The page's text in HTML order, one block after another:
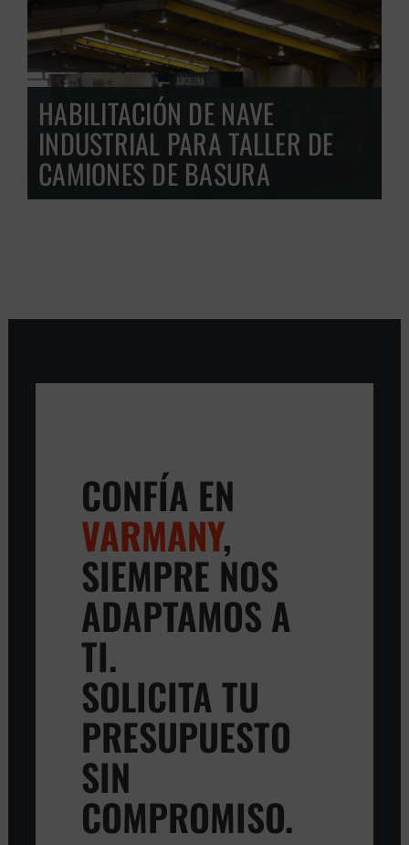
HABILITACIÓN DE NAVE
INDUSTRIAL PARA TALLER DE
CAMIONES DE BASURA
CONFÍA EN
VARMANY,
SIEMPRE NOS
ADAPTAMOS A
TI.
SOLICITA TU
PRESUPUESTO
SIN
COMPROMISO.
GRATUITA